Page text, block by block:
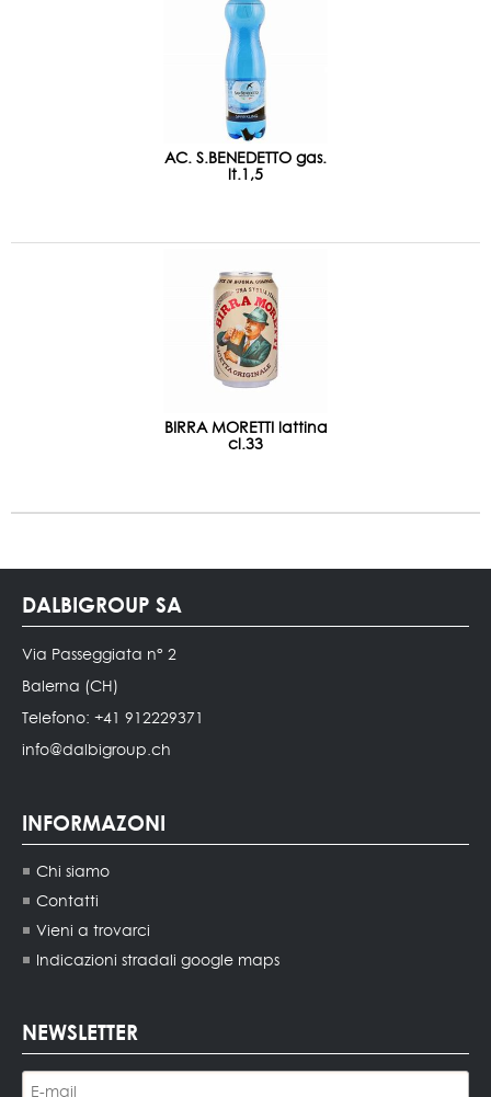
AC. S.BENEDETTO gas.
lt.1,5
BIRRA MORETTI lattina
cl.33
DALBIGROUP SA
Via Passeggiata n° 2
Balerna (CH)
Telefono: +41 912229371
info@dalbigroup.ch
INFORMAZONI
Chi siamo
Contatti
Vieni a trovarci
Indicazioni stradali google maps
NEWSLETTER